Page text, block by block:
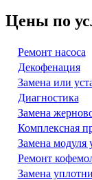
Цены по
Ремонт насоса
Декофенация
Замена или
Диагностика
Замена
Комплексная
Замена модуля
Ремонт
Замена